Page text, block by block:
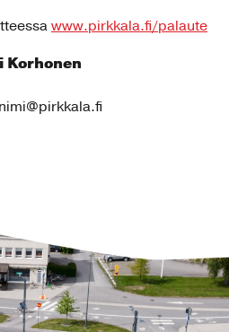
www.pirkkala.fi/palaute
Korhonen